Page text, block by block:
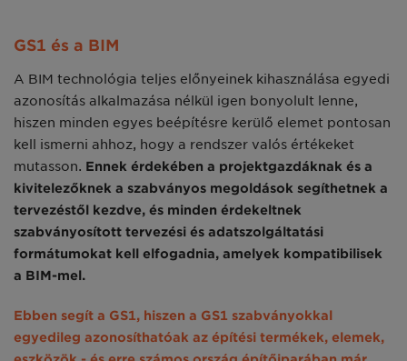
GS1 és a BIM
A BIM technológia teljes előnyeinek kihasználása egyedi
azonosítás alkalmazása nélkül igen bonyolult lenne,
hiszen minden egyes beépítésre kerülő elemet pontosan
kell ismerni ahhoz, hogy a rendszer valós értékeket
mutasson. Ennek érdekében a projektgazdáknak és a
kivitelezőknek a szabványos megoldások segíthetnek a
tervezéstől kezdve, és minden érdekeltnek
szabványosított tervezési és adatszolgáltatási
formátumokat kell elfogadnia, amelyek kompatibilisek
a BIM-mel.
Ebben segít a GS1, hiszen a GS1 szabványokkal
egyedileg azonosíthatóak az építési termékek, elemek,